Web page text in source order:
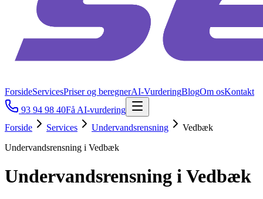
ForsideServicesPriser og beregnerAI-VurderingBlogOm osKontakt
93 94 98 40Få AI-vurdering
Forside
Services Undervandsrensning
Vedbæk
Undervandsrensning i Vedbæk
Undervandsrensning i Vedbæk